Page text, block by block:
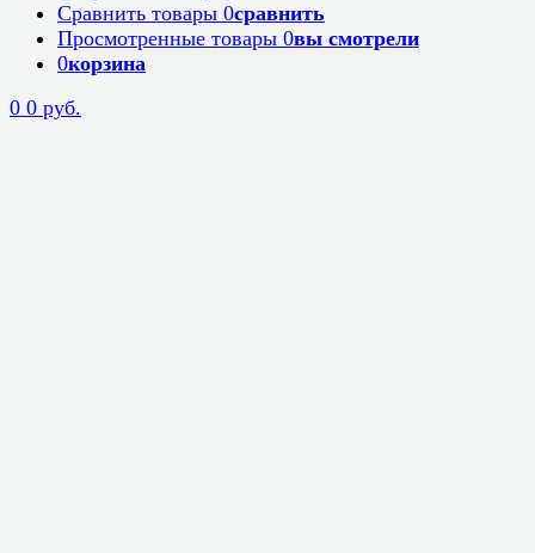
Сравнить товары 0сравнить
Просмотренные товары 0вы смотрели
0корзина
0 0 руб.